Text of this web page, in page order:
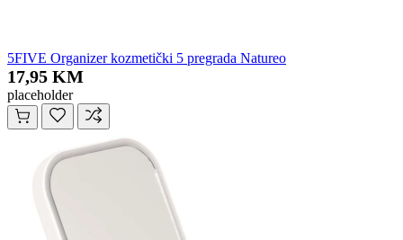
5FIVE Organizer kozmetički 5 pregrada Natureo
17,95 KM
placeholder